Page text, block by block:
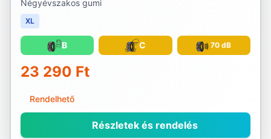
Négyévszakos gumi
XL
B C 70 dB
23 290 Ft
Rendelhető
Részletek és rendelés